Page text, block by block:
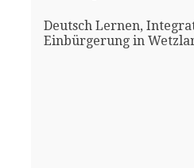
Deutsch Lernen,
Einbürgerung in